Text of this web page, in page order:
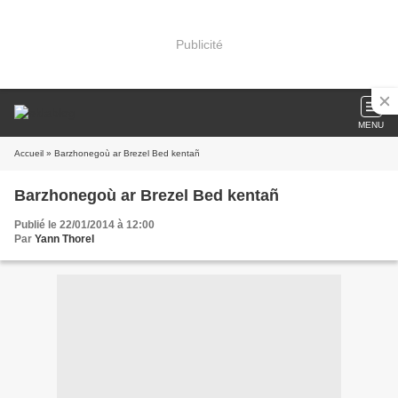
Publicité
MENU
Accueil » Barzhonegoù ar Brezel Bed kentañ
Barzhonegoù ar Brezel Bed kentañ
Publié le 22/01/2014 à 12:00
Par Yann Thorel